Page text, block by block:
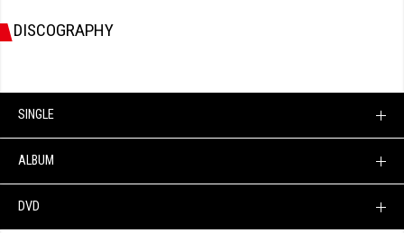
DISCOGRAPHY
SINGLE
ALBUM
DVD